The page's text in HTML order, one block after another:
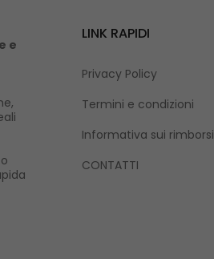
e
LINK RAPIDI
Privacy Policy
Termini e condizioni
Informativa sui rimborsi
CONTATTI